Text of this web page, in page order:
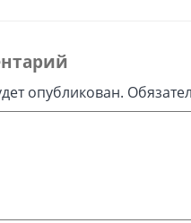
опубликован.